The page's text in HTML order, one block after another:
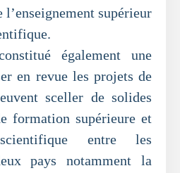
l’enseignement supérieur
également une
en revue les projets de
sceller de solides
formation supérieure et
entre les
pays notamment la